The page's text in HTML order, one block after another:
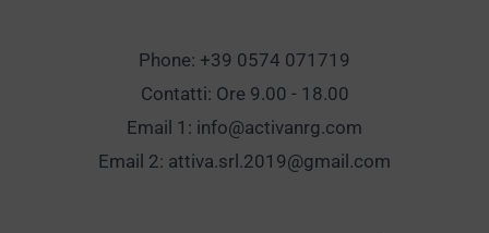
Phone: +39 0574 071719
Contatti: Ore 9.00 - 18.00
Email 1: info@activanrg.com
Email 2: attiva.srl.2019@gmail.com